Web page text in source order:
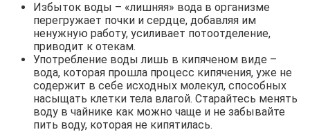
Избыток воды – «лишняя» вода в организме
перегружает почки и сердце, добавляя им
ненужную работу, усиливает потоотделение,
приводит к отекам.
Употребление воды лишь в кипяченом виде –
вода, которая прошла процесс кипячения, уже не
содержит в себе исходных молекул, способных
насыщать клетки тела влагой. Старайтесь менять
воду в чайнике как можно чаще и не забывайте
пить воду, которая не кипятилась.